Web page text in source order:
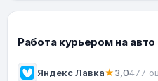
Работа курьером на
Яндекс Лавка★3,0477